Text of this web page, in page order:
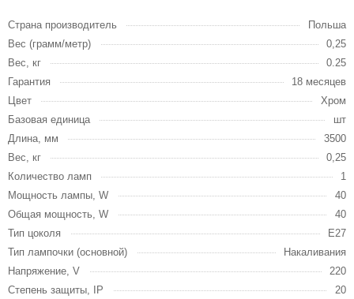
Страна производитель
Польша
Вес (грамм/метр)
0,25
Вес, кг
0.25
Гарантия
18 месяцев
Цвет
Хром
Базовая единица
шт
Длина, мм
3500
Вес, кг
0,25
Количество ламп
1
Мощность лампы, W
40
Общая мощность, W
40
Тип цоколя
E27
Тип лампочки (основной)
Накаливания
Напряжение, V
220
Степень защиты, IP
20